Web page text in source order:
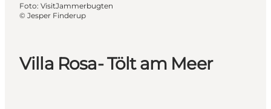
Villa Rosa- Tölt am Meer
Foto: VisitJammerbugten
© Jesper Finderup